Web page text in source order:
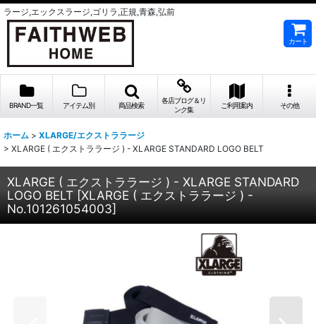
ラージ,エックスラージ,ゴリラ,正規,青森,弘前
カート
BRAND一覧 アイテム別 商品検索
各店ブログ＆リ
ンク集
ご利用案内 その他
ホーム > XLARGE/エクストララージ
> XLARGE ( エクストララージ ) - XLARGE STANDARD LOGO BELT
XLARGE ( エクストララージ ) - XLARGE STANDARD
LOGO BELT [XLARGE ( エクストララージ ) -
No.101261054003]